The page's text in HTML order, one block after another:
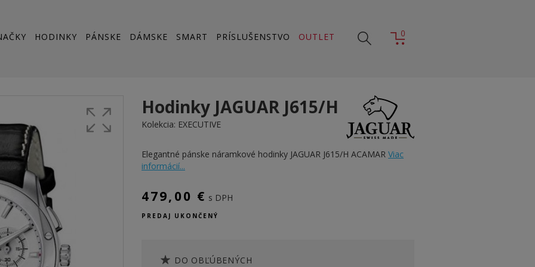
HODINKY PÁNSKE DÁMSKE SMART PRÍSLUŠENSTVO OUTLET 0
Hodinky JAGUAR J615/H
Kolekcia: EXECUTIVE
Elegantné pánske náramkové hodinky JAGUAR J615/H ACAMAR Viac
informácií...
479,00 € s DPH
PREDAJ UKONČENÝ
DO OBĽÚBENÝCH